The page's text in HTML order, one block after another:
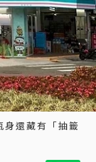
身還藏有「抽籤